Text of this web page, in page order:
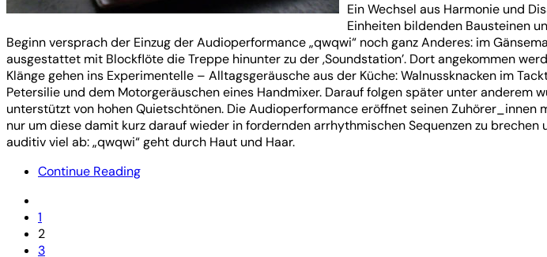
Ein Wechsel aus Harmonie und
Einheiten bildenden Bausteinen
Beginn versprach der Einzug der Audioperformance „qwqwi“ noch ganz Anderes: im
ausgestattet mit Blockflöte die Treppe hinunter zu der ‚Soundstation’. Dort angekommen
Klänge gehen ins Experimentelle – Alltagsgeräusche aus der Küche: Walnussknacken im
Petersilie und dem Motorgeräuschen eines Handmixer. Darauf folgen später unter anderem
unterstützt von hohen Quietschtönen. Die Audioperformance eröffnet seinen Zuhörer_innen
nur um diese damit kurz darauf wieder in fordernden arrhythmischen Sequenzen zu
auditiv viel ab: „qwqwi“ geht durch Haut und Haar.
Continue Reading
1
2
3